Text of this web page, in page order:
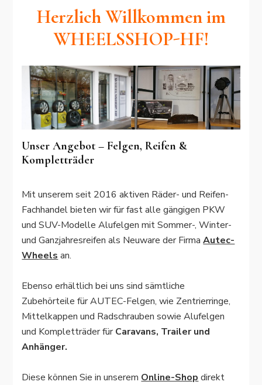
Herzlich Willkommen im
WHEELSSHOP-HF!
Unser Angebot – Felgen, Reifen &
Kompletträder
Mit unserem seit 2016 aktiven Räder- und Reifen-
Fachhandel bieten wir für fast alle gängigen PKW
und SUV-Modelle Alufelgen mit Sommer-, Winter-
und Ganzjahresreifen als Neuware der FirmaAutec-
Wheels an.
Ebenso erhältlich bei uns sind sämtliche
Zubehörteile für AUTEC-Felgen, wie Zentrierringe,
Mittelkappen und Radschrauben sowie Alufelgen
und Kompletträder fürCaravans, Trailer und
Anhänger.
Diese können Sie in unserem Online-Shop direkt